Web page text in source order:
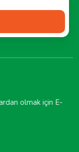
olmak için E-